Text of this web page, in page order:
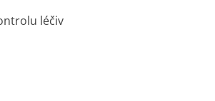
léčiv